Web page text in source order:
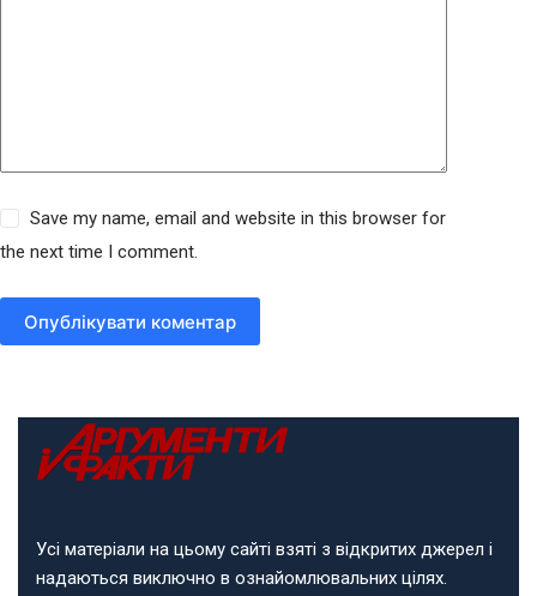
Save my name, email and website in this browser for
the next time I comment.
Опублікувати коментар
Усі матеріали на цьому сайті взяті з відкритих джерел і
надаються виключно в ознайомлювальних цілях.